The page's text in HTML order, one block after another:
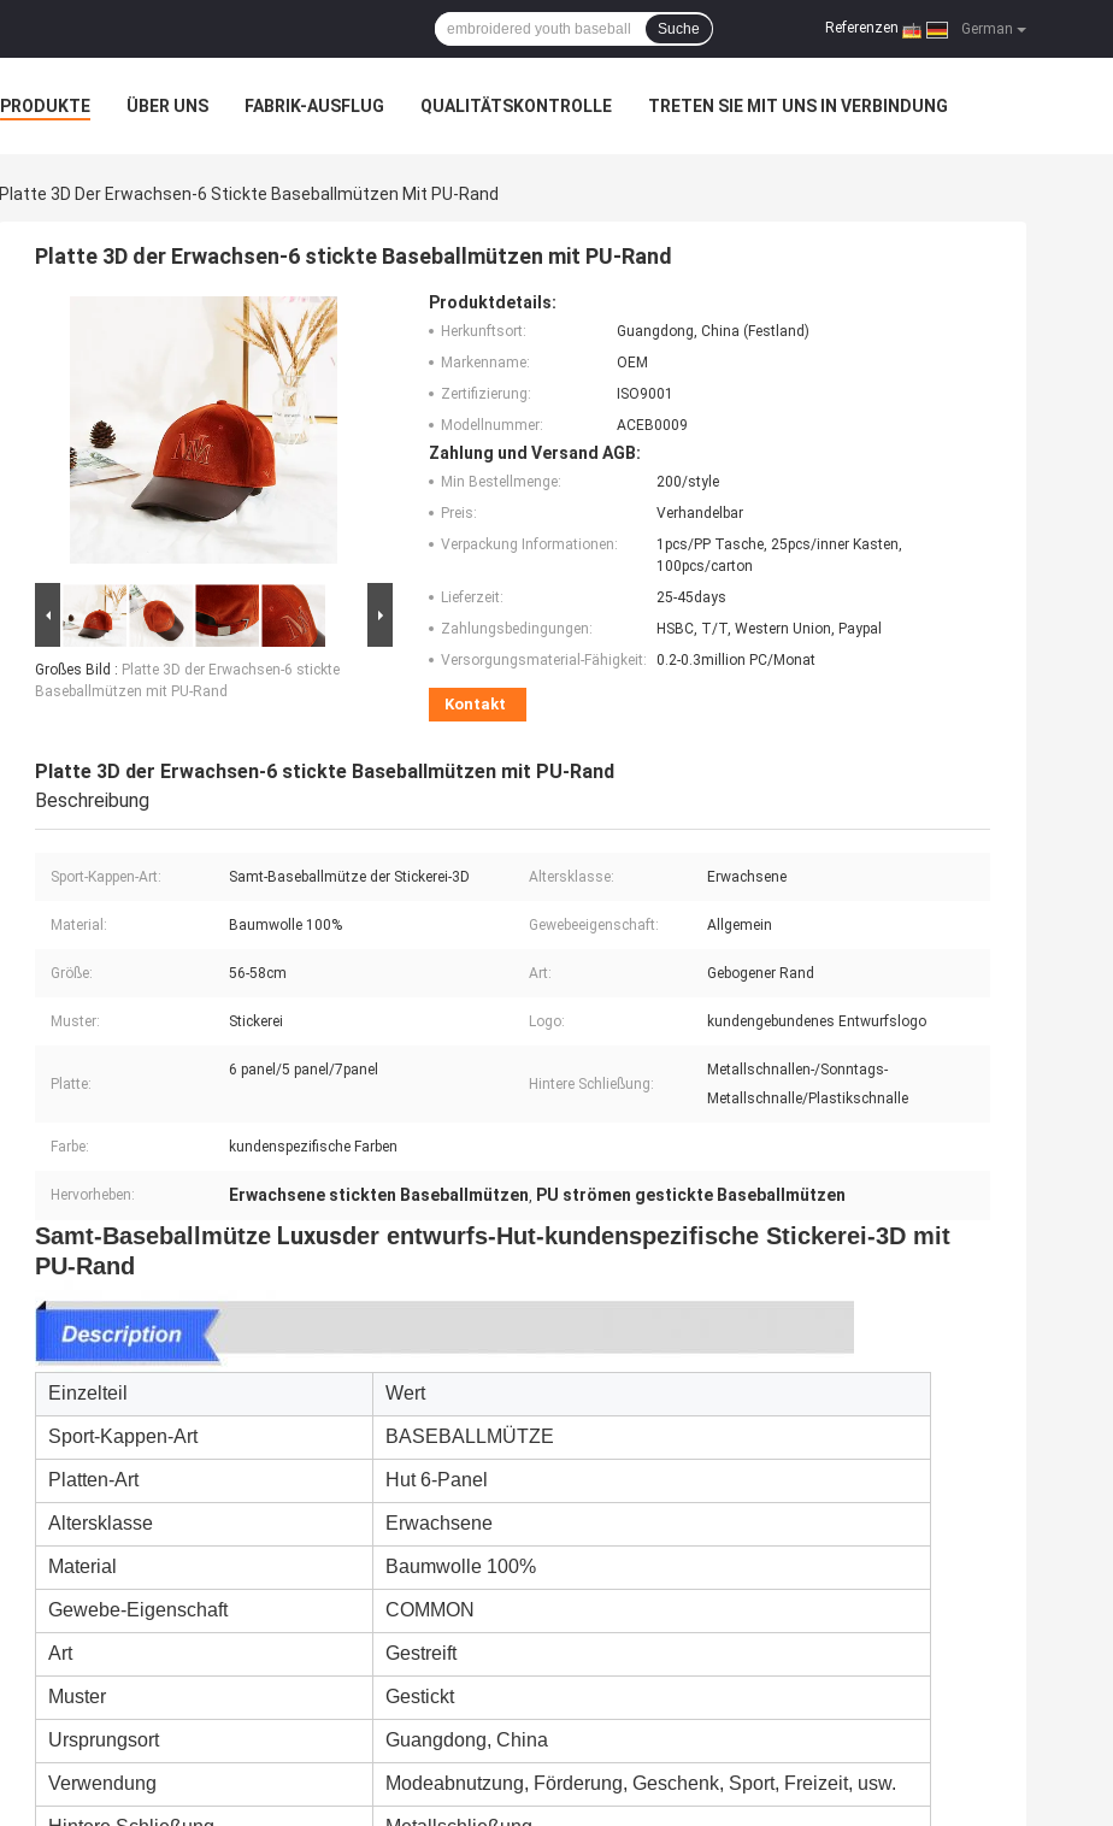
German
Referenzen |
Suche
PRODUKTE ÜBER UNS FABRIK-AUSFLUG QUALITÄTSKONTROLLE TRETEN SIE MIT UNS IN VERBINDUNG
Platte 3D Der Erwachsen-6 Stickte Baseballmützen Mit PU-Rand
Platte 3D der Erwachsen-6 stickte Baseballmützen mit PU-Rand
Großes Bild : Platte 3D der Erwachsen-6 stickte
Baseballmützen mit PU-Rand
Produktdetails:
Herkunftsort:
Guangdong, China (Festland)
Markenname:
OEM
Zertifizierung:
ISO9001
Modellnummer:
ACEB0009
Zahlung und Versand AGB:
Min Bestellmenge:
200/style
Preis:
Verhandelbar
Verpackung Informationen:
1pcs/PP Tasche, 25pcs/inner Kasten,
100pcs/carton
Lieferzeit:
25-45days
Zahlungsbedingungen:
HSBC, T/T, Western Union, Paypal
Versorgungsmaterial-Fähigkeit:
0.2-0.3million PC/Monat
Kontakt
Platte 3D der Erwachsen-6 stickte Baseballmützen mit PU-Rand
Beschreibung
Sport-Kappen-Art: Samt-Baseballmütze der Stickerei-3D Altersklasse: Erwachsene
Material: Baumwolle 100% Gewebeeigenschaft: Allgemein
Größe: 56-58cm Art: Gebogener Rand
Muster: Stickerei Logo: kundengebundenes Entwurfslogo
Platte:
6 panel/5 panel/7panel
Hintere Schließung:
Metallschnallen-/Sonntags-
Metallschnalle/Plastikschnalle
Farbe: kundenspezifische Farben
Hervorheben: Erwachsene stickten Baseballmützen, PU strömen gestickte Baseballmützen
Samt-Baseballmütze Luxusder entwurfs-Hut-kundenspezifische Stickerei-3D mit
PU-Rand
Einzelteil Wert
Sport-Kappen-Art BASEBALLMÜTZE
Platten-Art Hut 6-Panel
Altersklasse Erwachsene
Material Baumwolle 100%
Gewebe-Eigenschaft COMMON
Art Gestreift
Muster Gestickt
Ursprungsort Guangdong, China
Verwendung Modeabnutzung, Förderung, Geschenk, Sport, Freizeit, usw.